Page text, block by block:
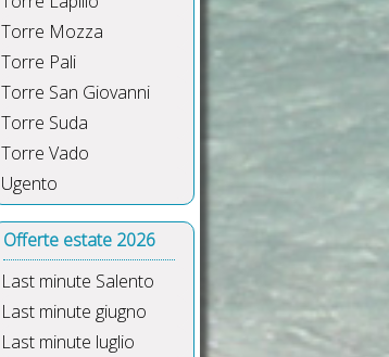
Torre Mozza
Torre Pali
Torre San Giovanni
Torre Suda
Torre Vado
Ugento
Offerte estate 2026
Last minute Salento
Last minute giugno
Last minute luglio